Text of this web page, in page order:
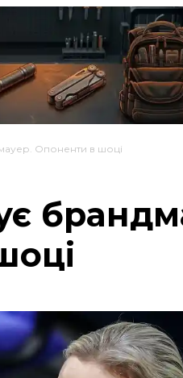
Опоненти в шоці